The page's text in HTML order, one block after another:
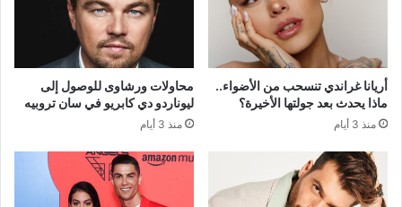
أريانا غراندي تنسحب من الأضواء..
ماذا يحدث بعد جولتها الأخيرة؟
منذ 3 أيام
محاولات ورشاوى للوصول إلى
ليوناردو دي كابريو في سان تروبيه
منذ 3 أيام